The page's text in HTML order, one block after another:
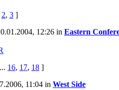
2, 3 ]
12:26 in Eastern
... 16, 17, 18 ]
11:04 in West Side